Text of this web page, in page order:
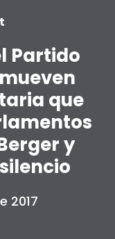
Partido
que
y
2017